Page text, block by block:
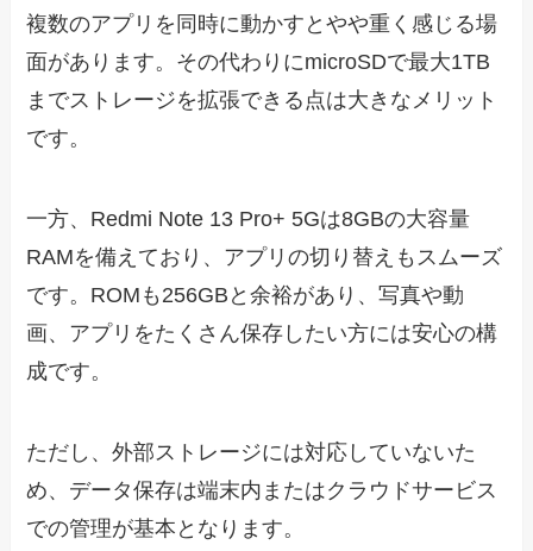
複数のアプリを同時に動かすとやや重く感じる場
面があります。その代わりにmicroSDで最大1TB
までストレージを拡張できる点は大きなメリット
です。
一方、Redmi Note 13 Pro+ 5Gは8GBの大容量
RAMを備えており、アプリの切り替えもスムーズ
です。ROMも256GBと余裕があり、写真や動
画、アプリをたくさん保存したい方には安心の構
成です。
ただし、外部ストレージには対応していないた
め、データ保存は端末内またはクラウドサービス
での管理が基本となります。